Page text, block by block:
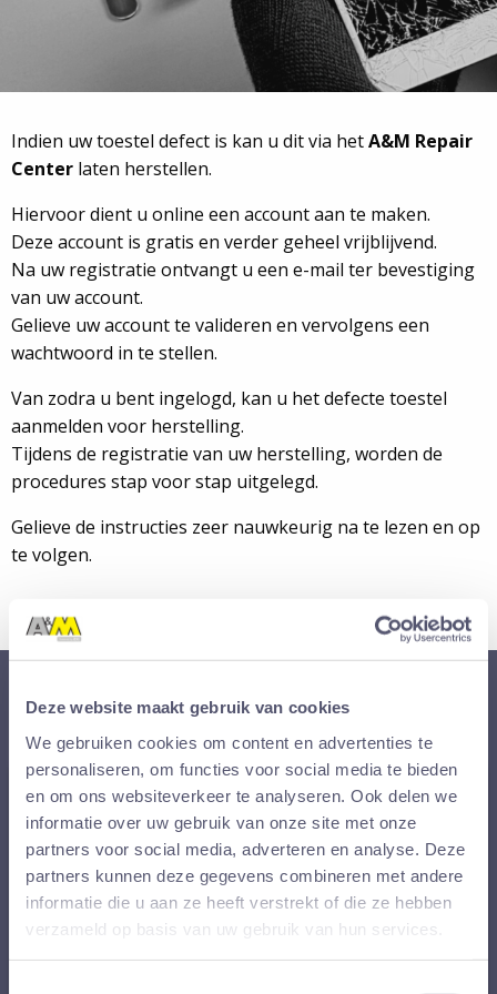
Deze website maakt gebruik van cookies
We gebruiken cookies om content en advertenties te
personaliseren, om functies voor social media te bieden
en om ons websiteverkeer te analyseren. Ook delen we
informatie over uw gebruik van onze site met onze
partners voor social media, adverteren en analyse. Deze
partners kunnen deze gegevens combineren met andere
informatie die u aan ze heeft verstrekt of die ze hebben
verzameld op basis van uw gebruik van hun services.
Indien uw toestel defect is kan u dit via hetA&M Repair
Center laten herstellen.
Hiervoor dient u online een account aan te maken.
Deze account is gratis en verder geheel vrijblijvend.
Na uw registratie ontvangt u een e-mail ter bevestiging
van uw account.
Gelieve uw account te valideren en vervolgens een
wachtwoord in te stellen.
Van zodra u bent ingelogd, kan u het defecte toestel
aanmelden voor herstelling.
Tijdens de registratie van uw herstelling, worden de
procedures stap voor stap uitgelegd.
Gelieve de instructies zeer nauwkeurig na te lezen en op
te volgen.
Registreren of inloggen
Nieuwe klant!
Nog geen account? Maak dan een nieuwe aan.
Gebruik als Company ID:MobileRepair